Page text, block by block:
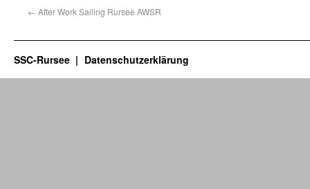
← After Work Sailing Rursee AWSR
SSC-Rursee Datenschutzerklärung